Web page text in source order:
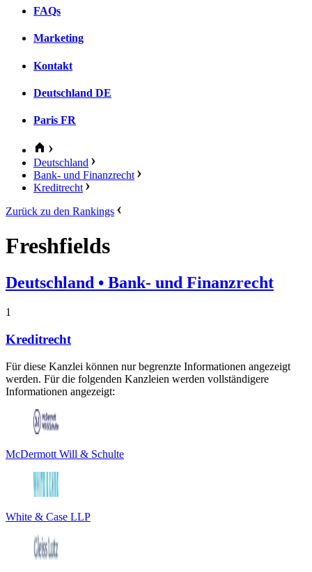
FAQs
Marketing
Kontakt
Deutschland DE
Paris FR
Deutschland
Bank- und Finanzrecht
Kreditrecht
Zurück zu den Rankings
Freshfields
Deutschland • Bank- und Finanzrecht
1
Kreditrecht
Für diese Kanzlei können nur begrenzte Informationen angezeigt
werden. Für die folgenden Kanzleien werden vollständigere
Informationen angezeigt:
McDermott Will & Schulte
White & Case LLP